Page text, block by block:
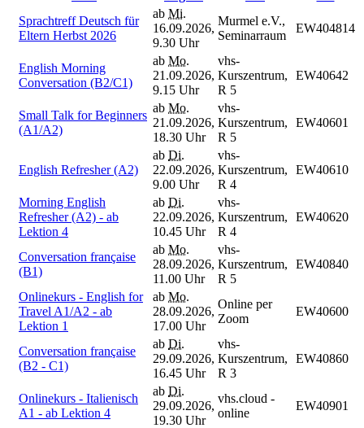
Sprachtreff Deutsch für
Eltern Herbst 2026
ab Mi.
16.09.2026,
9.30 Uhr
Murmel e.V.,
Seminarraum
EW404814
English Morning
Conversation (B2/C1)
ab Mo.
21.09.2026,
9.15 Uhr
vhs-
Kurszentrum,
R 5
EW40642
Small Talk for Beginners
(A1/A2)
ab Mo.
21.09.2026,
18.30 Uhr
vhs-
Kurszentrum,
R 5
EW40601
English Refresher (A2)
ab Di.
22.09.2026,
9.00 Uhr
vhs-
Kurszentrum,
R 4
EW40610
Morning English
Refresher (A2) - ab
Lektion 4
ab Di.
22.09.2026,
10.45 Uhr
vhs-
Kurszentrum,
R 4
EW40620
Conversation française
(B1)
ab Mo.
28.09.2026,
11.00 Uhr
vhs-
Kurszentrum,
R 5
EW40840
Onlinekurs - English for
Travel A1/A2 - ab
Lektion 1
ab Mo.
28.09.2026,
17.00 Uhr
Online per
Zoom
EW40600
Conversation française
(B2 - C1)
ab Di.
29.09.2026,
16.45 Uhr
vhs-
Kurszentrum,
R 3
EW40860
Onlinekurs - Italienisch
A1 - ab Lektion 4
ab Di.
29.09.2026,
19.30 Uhr
vhs.cloud -
online
EW40901